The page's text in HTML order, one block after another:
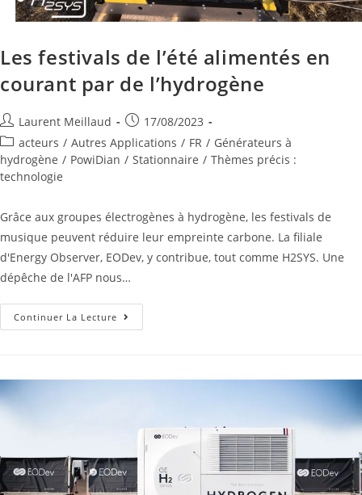
Les festivals de l’été alimentés en
courant par de l’hydrogène
Laurent Meillaud
17/08/2023
acteurs / Autres Applications / FR / Générateurs à
hydrogène / PowiDian / Stationnaire / Thèmes précis :
technologie
Grâce aux groupes électrogènes à hydrogène, les festivals de
musique peuvent réduire leur empreinte carbone. La filiale
d'Energy Observer, EODev, y contribue, tout comme H2SYS. Une
dépêche de l'AFP nous…
Continuer La Lecture